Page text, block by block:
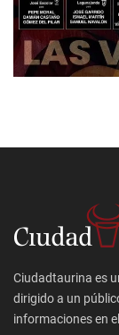
Ciudadtaurina es
dirigido a un
informaciones en